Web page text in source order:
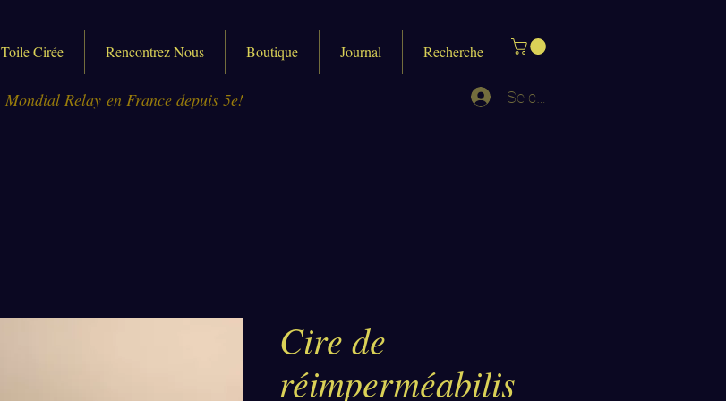
Toile Cirée Rencontrez Nous Boutique Journal Recherche
Mondial Relay en France depuis 5e! Se connecter
Cire de
réimperméabilis